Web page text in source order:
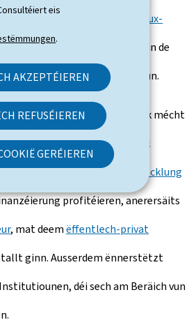
eis
.
AKZEPTÉIEREN
REFUSÉIEREN
GERÉIEREN
haaptsächlech d’Agence
Lux-
Kanäl
, duerch Agencë vun de
vun der Europäescher Unioun.
Kooperatiounspolitik mécht
d’Zivilgesellschaft, wou bal
ONGe fir d'Entwécklung
profitéieren, anerersäits
, mat deemëffentlech-privat
ginn. Ausserdem ënnerstëtzt
déi sech am Beräich vun